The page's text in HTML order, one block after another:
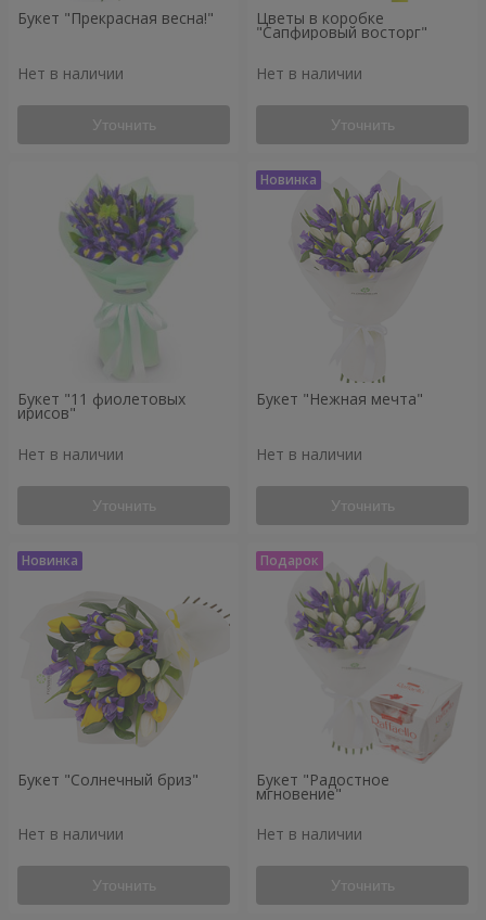
Букет "Прекрасная весна!"
Нет в наличии
Уточнить
Цветы в коробке
"Сапфировый восторг"
Нет в наличии
Уточнить
Букет "11 фиолетовых
ирисов"
Нет в наличии
Уточнить
Букет "Нежная мечта"
Нет в наличии
Уточнить
Букет "Солнечный бриз"
Нет в наличии
Уточнить
Букет "Радостное
мгновение"
Нет в наличии
Уточнить